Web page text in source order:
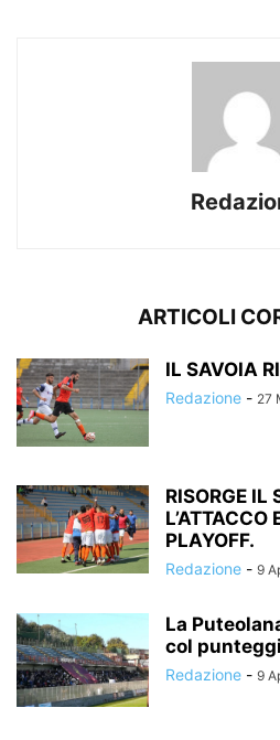
ARTICOLI
IL SAVOIA
Redazione - 27
RISORGE IL
L’ATTACCO
PLAYOFF.
Redazione - 9
La
col
Redazione - 9